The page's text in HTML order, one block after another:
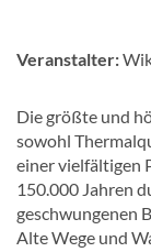
Veranstalter:
Die größte und
sowohl
einer vielfältigen
150.000 Jahren
geschwungenen
Alte Wege und